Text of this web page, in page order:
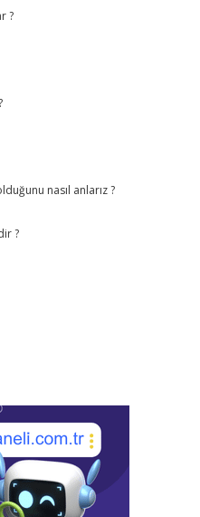
?
nasıl anlarız ?
?